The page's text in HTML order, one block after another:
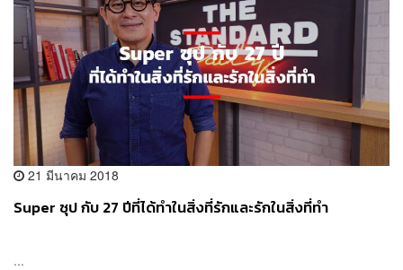
21 มีนาคม 2018
Super ซุป กับ 27 ปีที่ได้ทำในสิ่งที่รักและรักในสิ่งที่ทำ
...